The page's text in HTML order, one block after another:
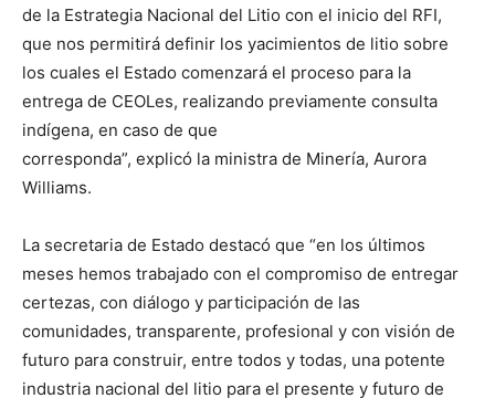
de la Estrategia Nacional del Litio con el inicio del RFI,
que nos permitirá definir los yacimientos de litio sobre
los cuales el Estado comenzará el proceso para la
entrega de CEOLes, realizando previamente consulta
indígena, en caso de que
corresponda”, explicó la ministra de Minería, Aurora
Williams.
La secretaria de Estado destacó que “en los últimos
meses hemos trabajado con el compromiso de entregar
certezas, con diálogo y participación de las
comunidades, transparente, profesional y con visión de
futuro para construir, entre todos y todas, una potente
industria nacional del litio para el presente y futuro de